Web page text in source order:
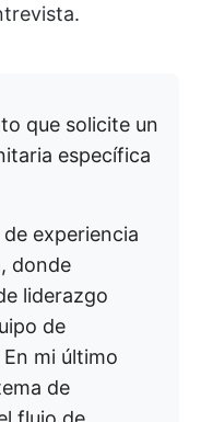
que solicite un
específica
experiencia
donde
liderazgo
de
mi último
de